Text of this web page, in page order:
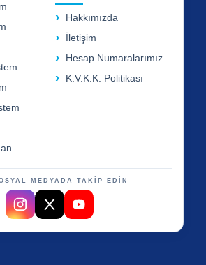
Hakkımızda
İletişim
Hesap Numaralarımız
K.V.K.K. Politikası
MEDYADA TAKİP EDİN